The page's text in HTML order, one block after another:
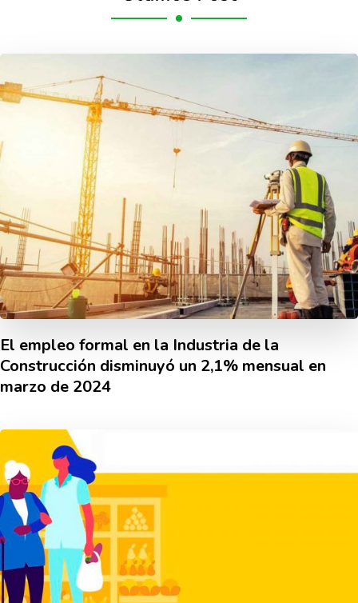
El empleo formal en la Industria de la
Construcción disminuyó un 2,1% mensual en
marzo de 2024